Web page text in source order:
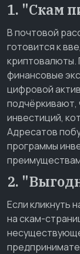
1. "Скам
В почтовой
готовится к
криптовалюты.
финансовые
цифровой
подчёркивают,
инвестиций,
Адресатов
программы
2.
Если кликнуть
на скам-